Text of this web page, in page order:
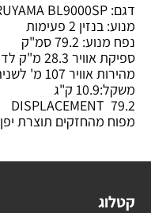
דגם: MARUYAMA BL9000SP
מנוע: בנזין 2 פעימות
נפח מנוע: 79.2 סמ"ק
ספיקת אוויר 28.3 מ"ק לדקה
מהירות אוויר 107 מ' לשניה
משקל:10.9 ק"ג
DISPLACEMENT 79.2
מפוח מהחזקים תוצרת יפן 100%
קטלוג